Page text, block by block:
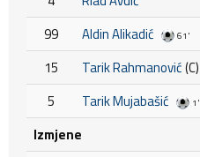
99
Aldin Alikadić 61'
15 Tarik Rahmanović(C)
5
Tarik Mujabašić 1'
Izmjene